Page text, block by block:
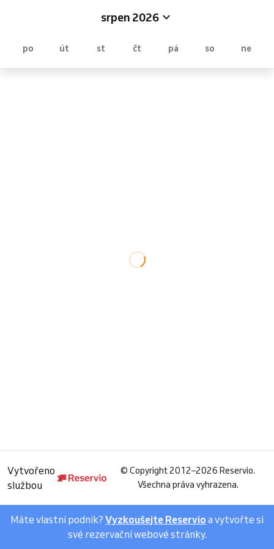
srpen 2026
po út st čt pá so ne
Vytvořeno
službou
© Copyright 2012–2026 Reservio.
Všechna práva vyhrazena.
Máte vlastní podnik? Vyzkoušejte Reservio a vytvořte si
své rezervační webové stránky.